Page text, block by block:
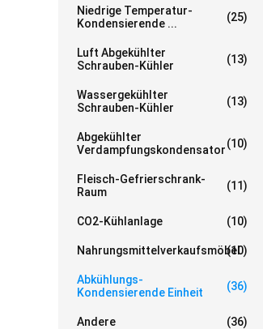
Niedrige Temperatur-
Kondensierende ...
(25)
Luft Abgekühlter
Schrauben-Kühler
(13)
Wassergekühlter
Schrauben-Kühler
(13)
Abgekühlter
Verdampfungskondensator(10)
Fleisch-Gefrierschrank-
Raum
(11)
CO2-Kühlanlage (10)
Nahrungsmittelverkaufsmöbel
(10)
Abkühlungs-
Kondensierende Einheit
(36)
Andere (36)